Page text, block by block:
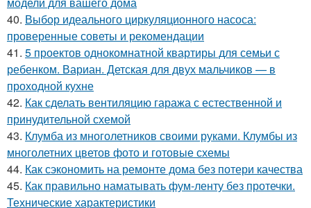
40. Выбор идеального циркуляционного насоса:
проверенные советы и рекомендации
41. 5 проектов однокомнатной квартиры для семьи с
ребенком. Вариан. Детская для двух мальчиков — в
проходной кухне
42. Как сделать вентиляцию гаража с естественной и
принудительной схемой
43. Клумба из многолетников своими руками. Клумбы из
многолетних цветов фото и готовые схемы
44. Как сэкономить на ремонте дома без потери качества
45. Как правильно наматывать фум-ленту без протечки.
Технические характеристики